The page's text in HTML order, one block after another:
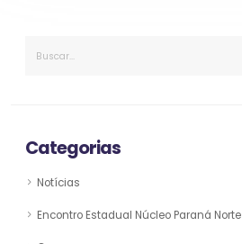
Categorias
Notícias
Encontro Estadual Núcleo Paraná Norte